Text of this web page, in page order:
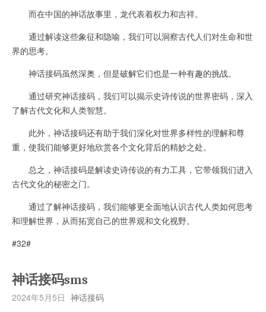
而在中国的神话故事里，龙代表着权力和吉祥。
通过解读这些象征和隐喻，我们可以洞察古代人们对生命和世
界的思考。
神话接码虽然深奥，但是破解它们也是一种有趣的挑战。
通过研究神话接码，我们可以揭示史诗传说的世界密码，深入
了解古代文化和人类智慧。
此外，神话接码还有助于我们深化对世界多样性的理解和尊
重，使我们能够更好地欣赏各个文化背后的精妙之处。
总之，神话接码是解读史诗传说的有力工具，它带领我们进入
古代文化的秘密之门。
通过了解神话接码，我们能够更全面地认识古代人类如何思考
和理解世界，从而拓宽自己的世界观和文化视野。
#32#
神话接码sms
2024年5月5日 神话接码